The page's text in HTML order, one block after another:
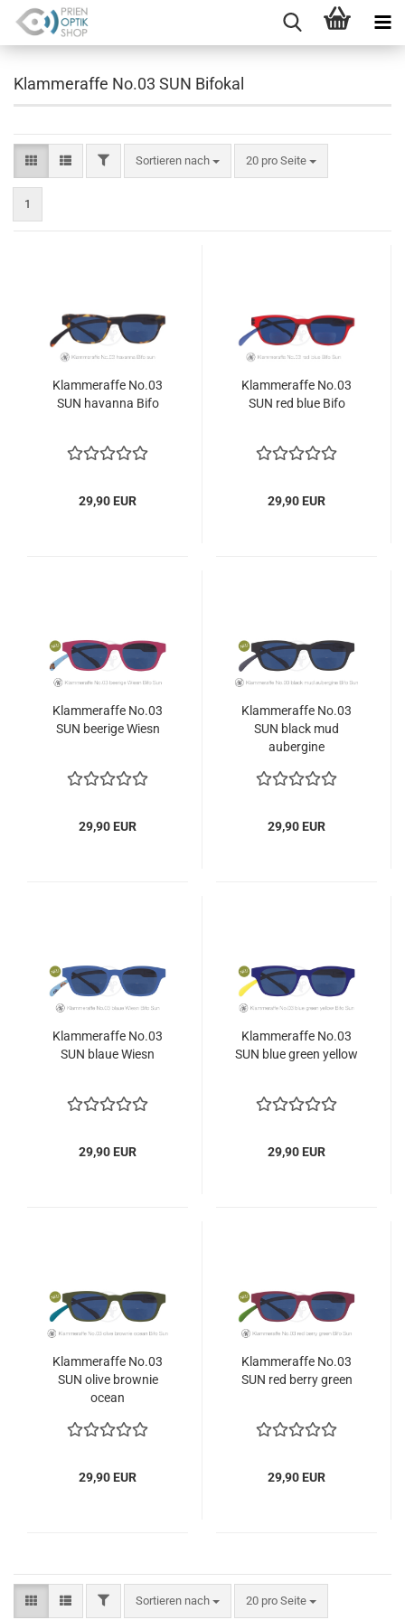
Klammeraffe No.03 SUN Bifokal
FILTERSortieren nach
Sortieren nach 20 pro Seite
pro Seite
1
Klammeraffe No.03
SUN havanna Bifo
29,90 EUR
Klammeraffe No.03
SUN red blue Bifo
29,90 EUR
Klammeraffe No.03
SUN beerige Wiesn
29,90 EUR
Klammeraffe No.03
SUN black mud
aubergine
29,90 EUR
Klammeraffe No.03
SUN blaue Wiesn
29,90 EUR
Klammeraffe No.03
SUN blue green yellow
29,90 EUR
Klammeraffe No.03
SUN olive brownie
ocean
29,90 EUR
Klammeraffe No.03
SUN red berry green
29,90 EUR
FILTERSortieren nach
Sortieren nach 20 pro Seite
pro Seite